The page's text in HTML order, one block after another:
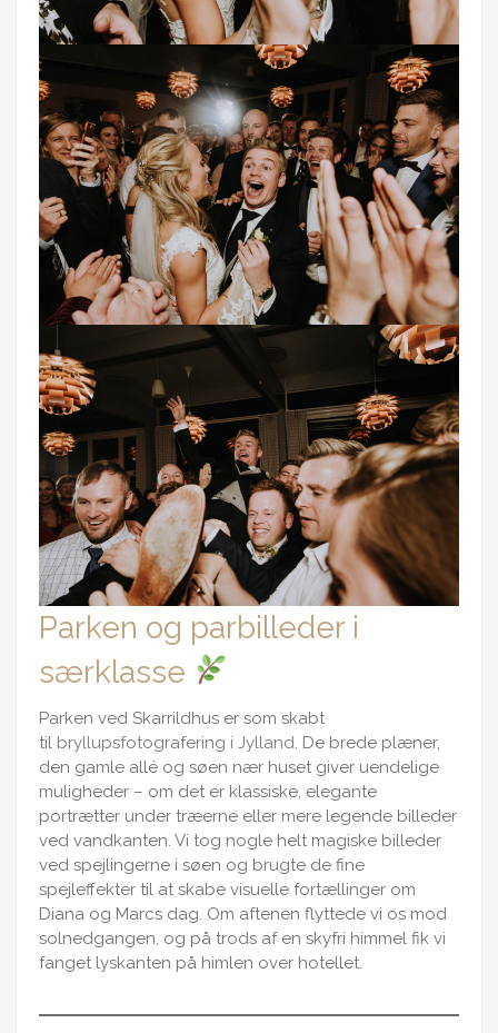
Parken og parbilleder i
særklasse
Parken ved Skarrildhus er som skabt
til bryllupsfotografering i Jylland . De brede plæner,
den gamle allé og søen nær huset giver uendelige
muligheder – om det er klassiske, elegante
portrætter under træerne eller mere legende billeder
ved vandkanten. Vi tog nogle helt magiske billeder
ved spejlingerne i søen og brugte de fine
spejleffekter til at skabe visuelle fortællinger om
Diana og Marcs dag. Om aftenen flyttede vi os mod
solnedgangen, og på trods af en skyfri himmel fik vi
fanget lyskanten på himlen over hotellet.